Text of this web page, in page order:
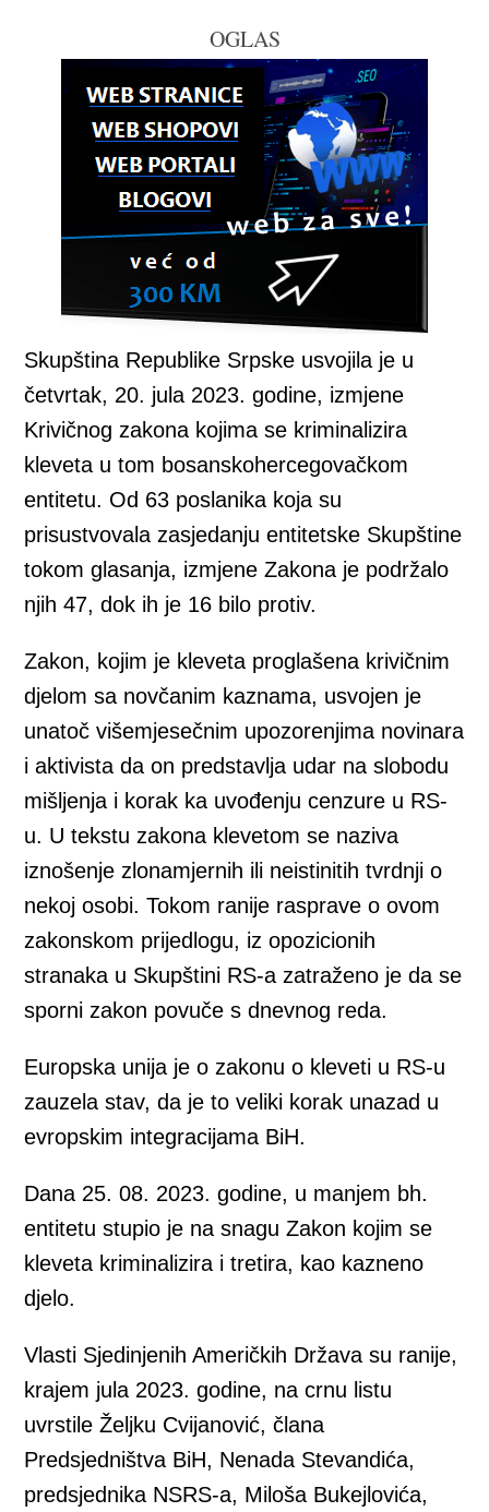
OGLAS
Skupština Republike Srpske usvojila je u
četvrtak, 20. jula 2023. godine, izmjene
Krivičnog zakona kojima se kriminalizira
kleveta u tom bosanskohercegovačkom
entitetu. Od 63 poslanika koja su
prisustvovala zasjedanju entitetske Skupštine
tokom glasanja, izmjene Zakona je podržalo
njih 47, dok ih je 16 bilo protiv.
Zakon, kojim je kleveta proglašena krivičnim
djelom sa novčanim kaznama, usvojen je
unatoč višemjesečnim upozorenjima novinara
i aktivista da on predstavlja udar na slobodu
mišljenja i korak ka uvođenju cenzure u RS-
u. U tekstu zakona klevetom se naziva
iznošenje zlonamjernih ili neistinitih tvrdnji o
nekoj osobi. Tokom ranije rasprave o ovom
zakonskom prijedlogu, iz opozicionih
stranaka u Skupštini RS-a zatraženo je da se
sporni zakon povuče s dnevnog reda.
Europska unija je o zakonu o kleveti u RS-u
zauzela stav, da je to veliki korak unazad u
evropskim integracijama BiH.
Dana 25. 08. 2023. godine, u manjem bh.
entitetu stupio je na snagu Zakon kojim se
kleveta kriminalizira i tretira, kao kazneno
djelo.
Vlasti Sjedinjenih Američkih Država su ranije,
krajem jula 2023. godine, na crnu listu
uvrstile Željku Cvijanović, člana
Predsjedništva BiH, Nenada Stevandića,
predsjednika NSRS-a, Miloša Bukejlovića,